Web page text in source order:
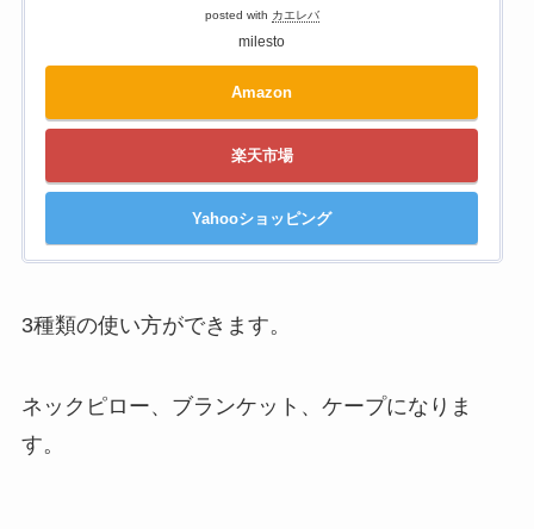
posted with カエレバ
milesto
Amazon
楽天市場
Yahooショッピング
3種類の使い方ができます。
ネックピロー、ブランケット、ケープになりま
す。